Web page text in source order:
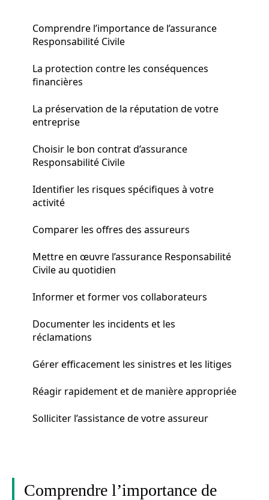
Comprendre l’importance de l’assurance
Responsabilité Civile
La protection contre les conséquences
financières
La préservation de la réputation de votre
entreprise
Choisir le bon contrat d’assurance
Responsabilité Civile
Identifier les risques spécifiques à votre
activité
Comparer les offres des assureurs
Mettre en œuvre l’assurance Responsabilité
Civile au quotidien
Informer et former vos collaborateurs
Documenter les incidents et les
réclamations
Gérer efficacement les sinistres et les litiges
Réagir rapidement et de manière appropriée
Solliciter l’assistance de votre assureur
Comprendre l’importance de